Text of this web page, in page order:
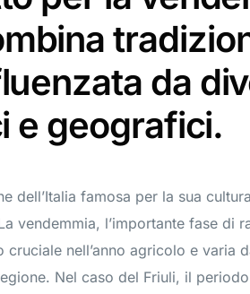
da
e geografici.
dell’Italia famosa per la sua
vendemmia, l’importante fase di
nell’anno agricolo e varia
Nel caso del Friuli, il